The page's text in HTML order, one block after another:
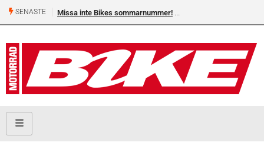
SENASTE
Missa inte Bikes sommarnummer! Shelby Turner, klar för GGN